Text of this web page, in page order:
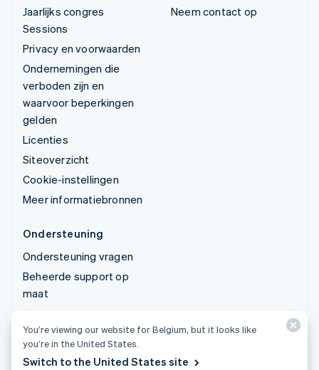
Jaarlijks congres
Sessions
Privacy en voorwaarden
Ondernemingen die
verboden zijn en
waarvoor beperkingen
gelden
Licenties
Siteoverzicht
Cookie-instellingen
Meer informatiebronnen
Neem contact op
Ondersteuning
Ondersteuning vragen
Beheerde support op
maat
© 2026 Stripe, LLC
You’re viewing our website for Belgium, but it looks like
you’re in the United States.
Switch to the United States site